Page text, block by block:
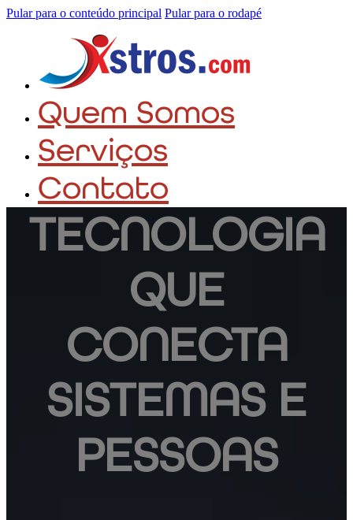
Pular para o conteúdo principal Pular para o rodapé
Quem Somos
Serviços
Contato
TECNOLOGIA
QUE
CONECTA
SISTEMAS E
PESSOAS